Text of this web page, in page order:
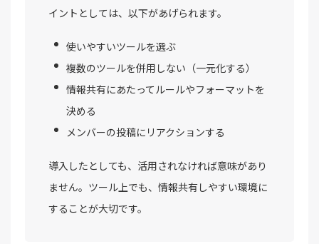
イントとしては、以下があげられます。
使いやすいツールを選ぶ
複数のツールを併用しない（一元化する）
情報共有にあたってルールやフォーマットを
決める
メンバーの投稿にリアクションする
導入したとしても、活用されなければ意味があり
ません。ツール上でも、情報共有しやすい環境に
することが大切です。